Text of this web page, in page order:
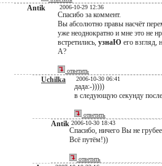
Antik 2006-10-29 12:36
Спасибо за коммент.
Вы абсолютно правы насчёт
уже неоднократно и мне это не
встретились, узнаЮ его взгляд,
А?
ответить
Uchilka 2006-10-30 06:41
дада:-)))))
в следующую секунду
ответить
Antik 2006-10-30 18:43
Спасибо, ничего Вы не
Всё путём!))
ответить